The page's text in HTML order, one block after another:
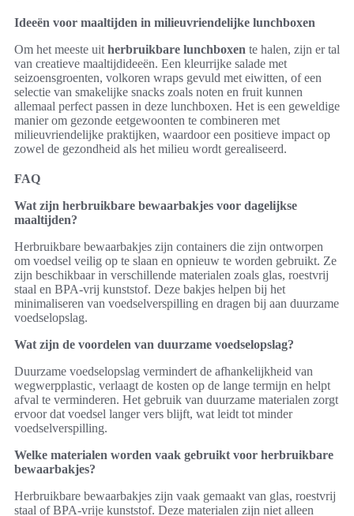
Ideeën voor maaltijden in milieuvriendelijke lunchboxen
Om het meeste uit herbruikbare lunchboxen te halen, zijn er tal
van creatieve maaltijdideeën. Een kleurrijke salade met
seizoensgroenten, volkoren wraps gevuld met eiwitten, of een
selectie van smakelijke snacks zoals noten en fruit kunnen
allemaal perfect passen in deze lunchboxen. Het is een geweldige
manier om gezonde eetgewoonten te combineren met
milieuvriendelijke praktijken, waardoor een positieve impact op
zowel de gezondheid als het milieu wordt gerealiseerd.
FAQ
Wat zijn herbruikbare bewaarbakjes voor dagelijkse
maaltijden?
Herbruikbare bewaarbakjes zijn containers die zijn ontworpen
om voedsel veilig op te slaan en opnieuw te worden gebruikt. Ze
zijn beschikbaar in verschillende materialen zoals glas, roestvrij
staal en BPA-vrij kunststof. Deze bakjes helpen bij het
minimaliseren van voedselverspilling en dragen bij aan duurzame
voedselopslag.
Wat zijn de voordelen van duurzame voedselopslag?
Duurzame voedselopslag vermindert de afhankelijkheid van
wegwerpplastic, verlaagt de kosten op de lange termijn en helpt
afval te verminderen. Het gebruik van duurzame materialen zorgt
ervoor dat voedsel langer vers blijft, wat leidt tot minder
voedselverspilling.
Welke materialen worden vaak gebruikt voor herbruikbare
bewaarbakjes?
Herbruikbare bewaarbakjes zijn vaak gemaakt van glas, roestvrij
staal of BPA-vrije kunststof. Deze materialen zijn niet alleen